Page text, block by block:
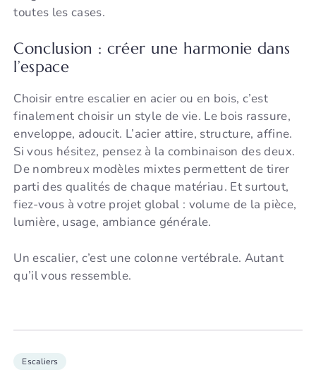
toutes les cases.
Conclusion : créer une harmonie dans
l’espace
Choisir entre escalier en acier ou en bois, c’est
finalement choisir un style de vie. Le bois rassure,
enveloppe, adoucit. L’acier attire, structure, affine.
Si vous hésitez, pensez à la combinaison des deux.
De nombreux modèles mixtes permettent de tirer
parti des qualités de chaque matériau. Et surtout,
fiez-vous à votre projet global : volume de la pièce,
lumière, usage, ambiance générale.
Un escalier, c’est une colonne vertébrale. Autant
qu’il vous ressemble.
Escaliers